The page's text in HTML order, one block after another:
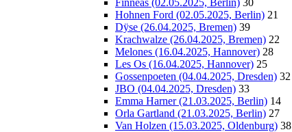
Finneas (02.05.2025, Berlin) 30
Hohnen Ford (02.05.2025, Berlin) 21
Dÿse (26.04.2025, Bremen) 39
Krachwalze (26.04.2025, Bremen) 22
Melones (16.04.2025, Hannover) 28
Les Os (16.04.2025, Hannover) 25
Gossenpoeten (04.04.2025, Dresden) 32
JBO (04.04.2025, Dresden) 33
Emma Harner (21.03.2025, Berlin) 14
Orla Gartland (21.03.2025, Berlin) 27
Van Holzen (15.03.2025, Oldenburg) 38